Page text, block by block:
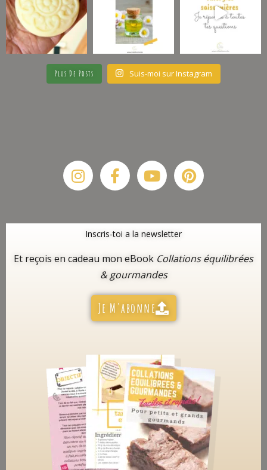
Plus De Posts Suis-moi sur Instagram
InstagramFacebook-
f
YoutubePinterest
Inscris-toi a la newsletter
Et reçois en cadeau mon eBook Collations équilibrées
& gourmandes
Je M'abonne